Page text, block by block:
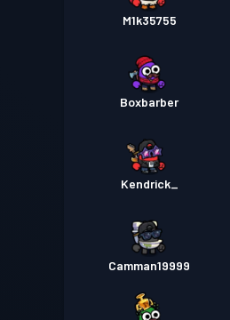
M1k35755
Boxbarber
Kendrick_
Camman19999